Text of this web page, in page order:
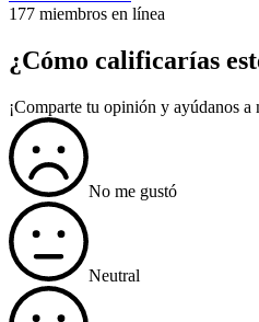
177 miembros en línea
¿Cómo calificarías
¡Comparte tu opinión y ayúdanos a
No me gustó
Neutral